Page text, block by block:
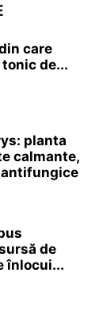
care
de...
planta
calmante,
de
înlocui...